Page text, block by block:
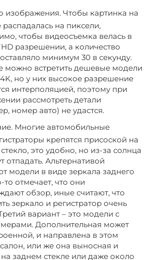
изображения. Чтобы картинка на
на пиксели,
чтобы видеосъемка велась в
разрешении, а количество
минимум 30 в секунду.
можно встретить дешевые модели
но у них высокое разрешение
интерполяцией, поэтому при
рассмотреть детали
номер авто) не удастся.
Многие автомобильные
крепятся присоской на
это удобно, но из-за солнца
отпадать. Альтернативой
модели в виде зеркала заднего
то отмечает, что они
обзор, иные считают, что
зеркало и регистратор очень
вариант – это модели с
Дополнительная может
и направлена в этом
или же она выносная и
на заднем стекле или даже около